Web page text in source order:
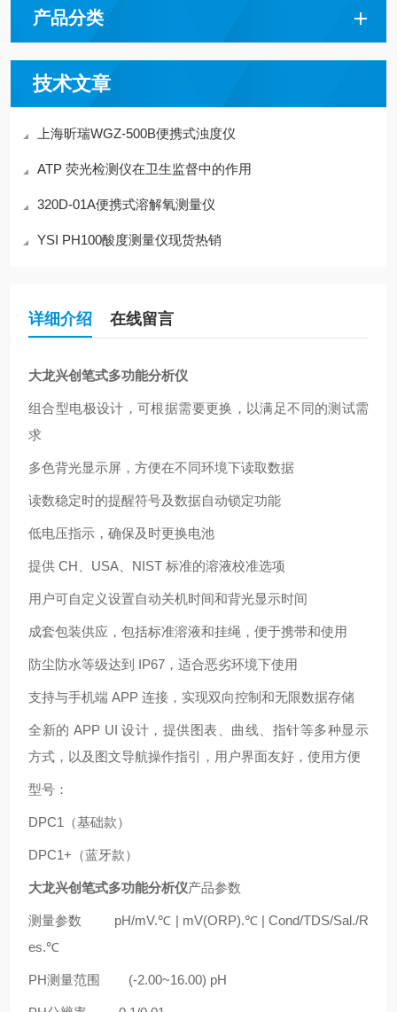
产品分类
技术文章
上海昕瑞WGZ-500B便携式浊度仪
ATP 荧光检测仪在卫生监督中的作用
320D-01A便携式溶解氧测量仪
YSI PH100酸度测量仪现货热销
详细介绍 在线留言
大龙兴创笔式多功能分析仪
组合型电极设计，可根据需要更换，以满足不同的测试需
求
多色背光显示屏，方便在不同环境下读取数据
读数稳定时的提醒符号及数据自动锁定功能
低电压指示，确保及时更换电池
提供 CH、USA、NIST 标准的溶液校准选项
用户可自定义设置自动关机时间和背光显示时间
成套包装供应，包括标准溶液和挂绳，便于携带和使用
防尘防水等级达到 IP67，适合恶劣环境下使用
支持与手机端 APP 连接，实现双向控制和无限数据存储
全新的 APP UI 设计，提供图表、曲线、指针等多种显示
方式，以及图文导航操作指引，用户界面友好，使用方便
型号：
DPC1（基础款）
DPC1+（蓝牙款）
大龙兴创笔式多功能分析仪产品参数
测量参数 pH/mV.℃ | mV(ORP).℃ | Cond/TDS/Sal./R
es.℃
PH测量范围 (-2.00~16.00) pH